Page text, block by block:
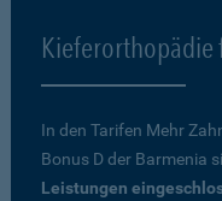
Kieferorthopädie
In den Tarifen Mehr
Bonus D der Barmenia
Leistungen